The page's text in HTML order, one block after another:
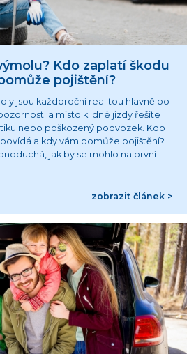
Kdo zaplatí škodu
pojištění?
jsou každoroční realitou hlavně po
a místo klidné jízdy řešíte
nebo poškozený podvozek. Kdo
a kdy vám pomůže pojištění?
jak by se mohlo na první
zobrazit článek >